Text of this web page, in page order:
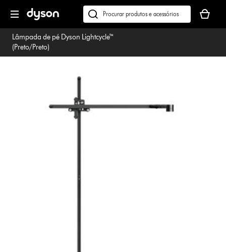
seguinte
Pesquisar
em
dyson.pt
seu
cesto
Lâmpada de pé Dyson Lightcycle™
(Preto/Preto)